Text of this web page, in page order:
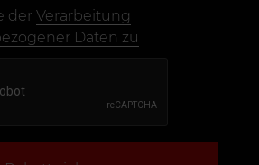
der Verarbeitung
Daten zu